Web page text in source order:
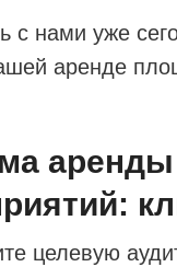
с нами уже
аренде
целевую